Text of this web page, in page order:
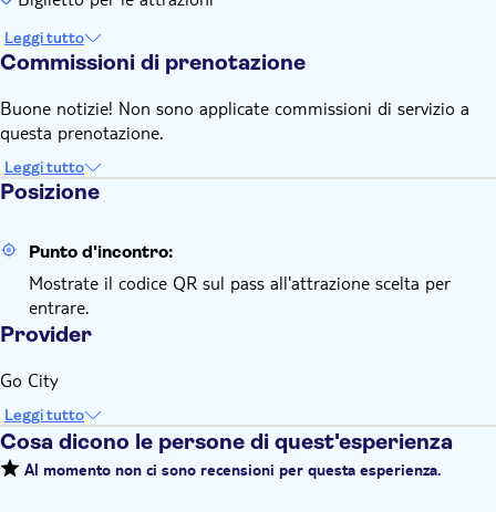
Leggi tutto
Commissioni di prenotazione
Buone notizie! Non sono applicate commissioni di servizio a
questa prenotazione.
Leggi tutto
Posizione
Punto d'incontro:
Mostrate il codice QR sul pass all'attrazione scelta per
entrare.
Provider
Go City
Leggi tutto
Cosa dicono le persone di quest'esperienza
Al momento non ci sono recensioni per questa esperienza.